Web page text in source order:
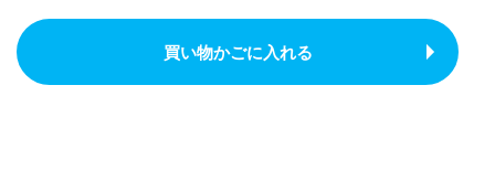
買い物かごに入れる